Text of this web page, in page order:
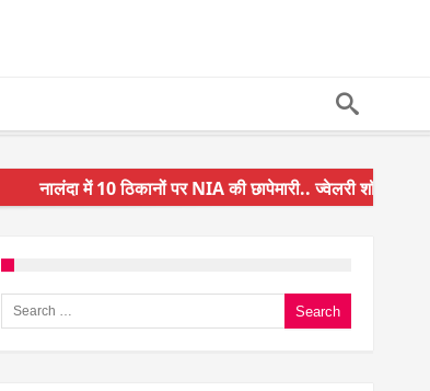
नालंदा में 10 ठिकानों पर NIA की छापेमारी.. ज्वेलरी शॉप और गन
अंचल पदाधिकारी (CO) बर्खास्त.. फर्जीवाड़ा कर पाई थी नौकरी..
घूसखोर अफसरों पर एक्शन.. दो-दो अफसर घूस लेते गिरफ्तार
Search for: